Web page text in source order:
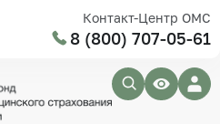
Контакт-Центр ОМС
8 (800) 707-05-61